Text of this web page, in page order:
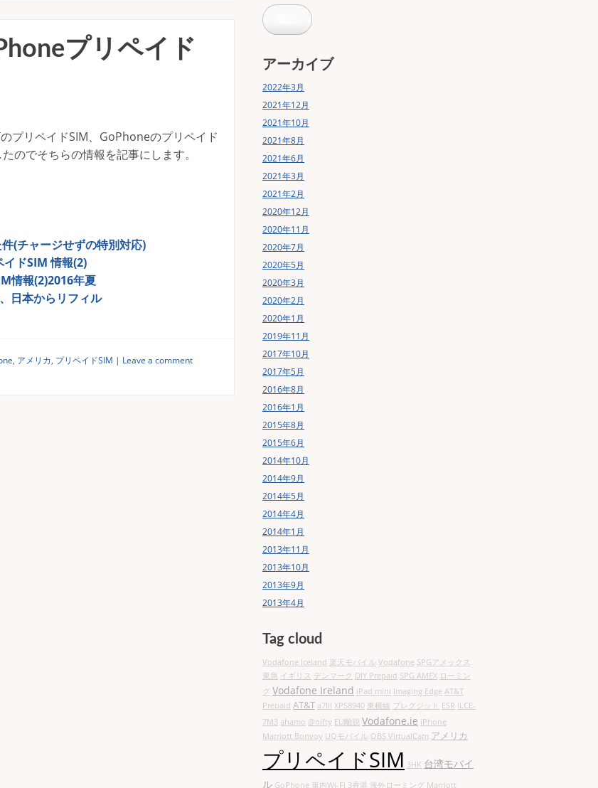
プリペイド
プリペイドSIM、GoPhoneのプリペイド
のでそちらの情報を記事にします。
(チャージせずの特別対応)
ドSIM 情報(2)
情報(2)2016年夏
日本からリフィル
, アメリカ, プリペイドSIM | Leave a comment
ル
ア
ド
ス
アーカイブ
2022年3月
2021年12月
2021年10月
2021年8月
2021年6月
2021年3月
2021年2月
2020年12月
2020年11月
2020年7月
2020年5月
2020年3月
2020年2月
2020年1月
2019年11月
2017年10月
2017年5月
2016年8月
2016年1月
2015年8月
2015年6月
2014年10月
2014年9月
2014年5月
2014年4月
2014年1月
2013年11月
2013年10月
2013年9月
2013年4月
Tag cloud
Vodafone Iceland 楽天モバイル Vodafone SPGアメックス
東急 イギリス デンマーク DIY Prepaid SPG AMEX ローミン
グ Vodafone Ireland iPad mini Imaging Edge AT&T
Prepaid AT&T a7III XPS8940 東横線 ブレグジット ESR ILCE-
7M3 ahamo @nifty EU離脱 Vodafone.ie iPhone
Marriott Bonvoy UQモバイル OBS VirtualCam アメリカ
プリペイドSIM 3HK 台湾モバイ
ル GoPhone 車内Wi-Fi 3香港 海外ローミング Marriott